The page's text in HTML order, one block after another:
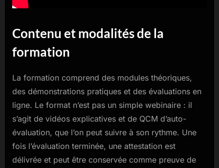
Contenu et modalités de la
formation
La formation comprend des modules théoriques,
des démonstrations pratiques et des évaluations en
ligne. Le format n’est pas un simple webinaire : il
s’agit de vidéos explicatives et de QCM d’auto-
évaluation, que l’on peut suivre à son rythme. Une
fois l’évaluation terminée, une attestation est
délivrée et peut être conservée comme preuve de